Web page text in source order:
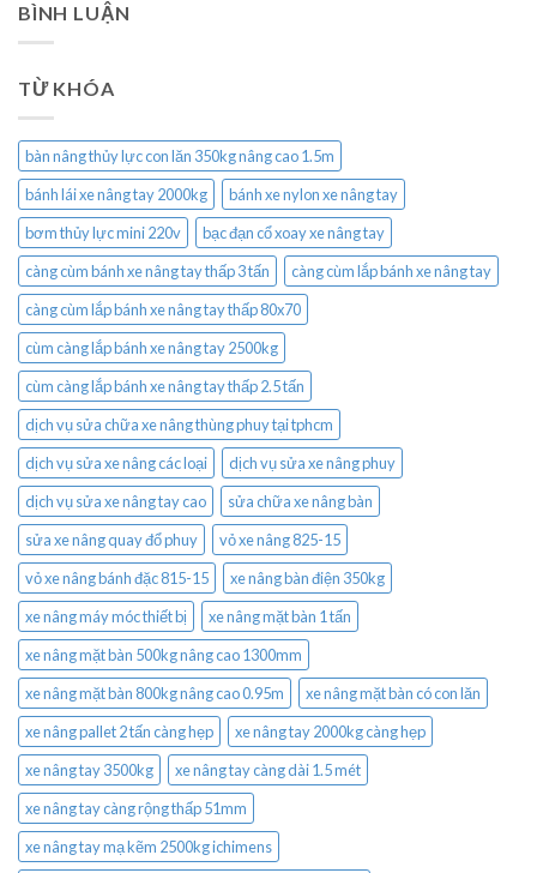
BÌNH LUẬN
TỪ KHÓA
bàn nâng thủy lực con lăn 350kg nâng cao 1.5m
bánh lái xe nâng tay 2000kg
bánh xe nylon xe nâng tay
bơm thủy lực mini 220v
bạc đạn cổ xoay xe nâng tay
càng cùm bánh xe nâng tay thấp 3 tấn
càng cùm lắp bánh xe nâng tay
càng cùm lắp bánh xe nâng tay thấp 80x70
cùm càng lắp bánh xe nâng tay 2500kg
cùm càng lắp bánh xe nâng tay thấp 2.5 tấn
dịch vụ sửa chữa xe nâng thùng phuy tại tphcm
dịch vụ sửa xe nâng các loại
dịch vụ sửa xe nâng phuy
dịch vụ sửa xe nâng tay cao
sửa chữa xe nâng bàn
sửa xe nâng quay đổ phuy
vỏ xe nâng 825-15
vỏ xe nâng bánh đặc 815-15
xe nâng bàn điện 350kg
xe nâng máy móc thiết bị
xe nâng mặt bàn 1 tấn
xe nâng mặt bàn 500kg nâng cao 1300mm
xe nâng mặt bàn 800kg nâng cao 0.95m
xe nâng mặt bàn có con lăn
xe nâng pallet 2 tấn càng hẹp
xe nâng tay 2000kg càng hẹp
xe nâng tay 3500kg
xe nâng tay càng dài 1.5 mét
xe nâng tay càng rộng thấp 51mm
xe nâng tay mạ kẽm 2500kg ichimens